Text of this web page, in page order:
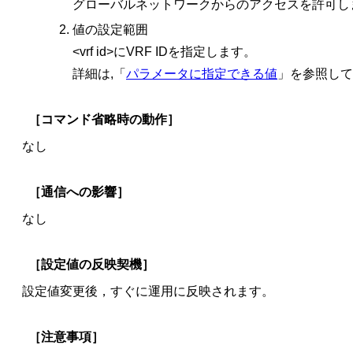
グローバルネットワークからのアクセスを許可し
値の設定範囲
<vrf id>にVRF IDを指定します。
詳細は,「 パラメータに指定できる値 」を参照し
［コマンド省略時の動作］
なし
［通信への影響］
なし
［設定値の反映契機］
設定値変更後，すぐに運用に反映されます。
［注意事項］